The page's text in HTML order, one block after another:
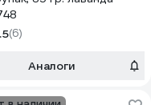
(6)
Аналоги